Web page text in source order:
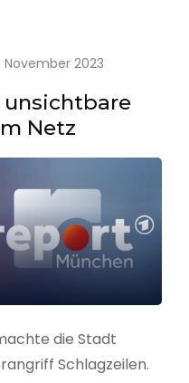
November 2023
unsichtbare
Netz
die Stadt
Schlagzeilen.